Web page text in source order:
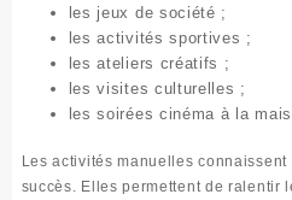
les jeux de société ;
les activités sportives ;
les ateliers créatifs ;
les visites culturelles ;
les soirées cinéma à la
Les activités manuelles
succès. Elles permettent de ralentir